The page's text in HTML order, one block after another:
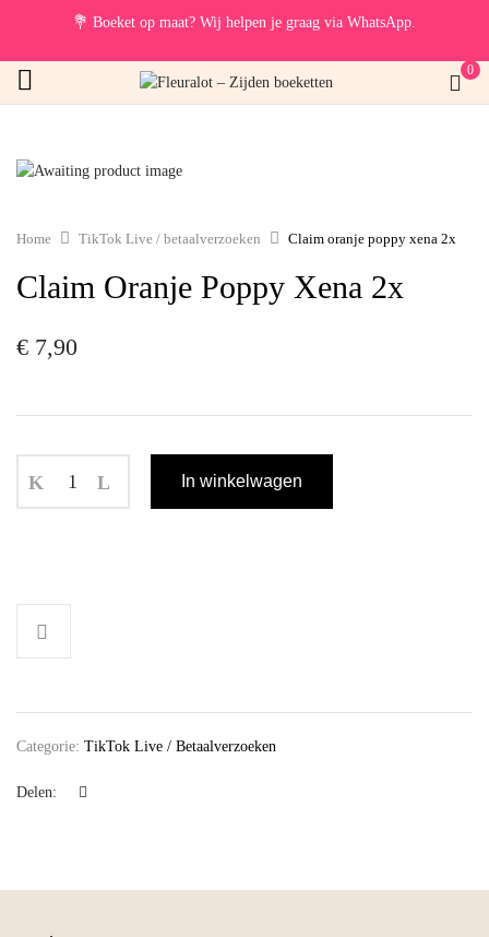
💐 Boeket op maat? Wij helpen je graag via WhatsApp.
0
Home TikTok Live / betaalverzoeken Claim oranje poppy xena 2x
Claim Oranje Poppy Xena 2x
€ 7,90
In winkelwagen
Categorie: TikTok Live / Betaalverzoeken
Delen: